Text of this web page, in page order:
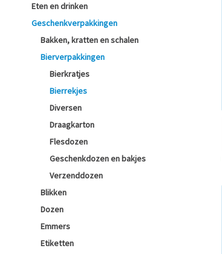
Eten en drinken
Geschenkverpakkingen
Bakken, kratten en schalen
Bierverpakkingen
Bierkratjes
Bierrekjes
Diversen
Draagkarton
Flesdozen
Geschenkdozen en bakjes
Verzenddozen
Blikken
Dozen
Emmers
Etiketten